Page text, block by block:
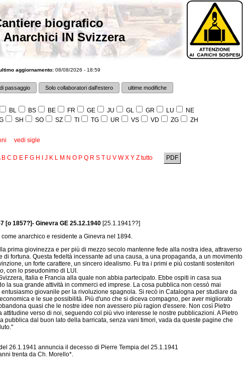
biografico
Anarchici IN Svizzera
aggiornamento: 08/08/2026 - 18:59
passaggio Solo collaboratori dall'estero ultime modifiche
BL BS BE FR GE JU GL GR LU
NE
SH SO SZ TI TG UR VS VD ZG ZH
vedi sigle
B C D E F G H J K L M N O P Q R S T U V W X Y Z tutto PDF
[o 1857?]- Ginevra GE 25.12.1940 [25.1.1941??]
anarchico e residente a Ginevra nel 1894.
prima giovinezza e per più di mezzo secolo mantenne fede alla nostra idea, attraverso
di fortuna. Questa fedeltà incessante ad una causa, a una propaganda, a un movimento
un forte carattere, un sincero idealismo. Fu tra i primi e più costanti sostenitori
, con lo pseudonimo di LUI.
Italia e Francia alla quale non abbia partecipato. Ebbe ospiti in casa sua
la sua grande attività in commerci ed imprese. La cosa pubblica non cessò mai
giovanile per la rivoluzione spagnola. Si recò in Catalogna per studiare da
e le sue possibilità. Più d'uno che si diceva compagno, per aver migliorato
quasi che le nostre idee non avessero più ragion d'essere. Non così Pietro
attitudine verso di noi, seguendo col più vivo interesse le nostre pubblicazioni. A Pietro
pubblica dal buon lato della barricata, senza vani timori, vada da queste pagine che
26.1.1941 annuncia il decesso di Pierre Tempia del 25.1.1941
trenta da Ch. Morello*.